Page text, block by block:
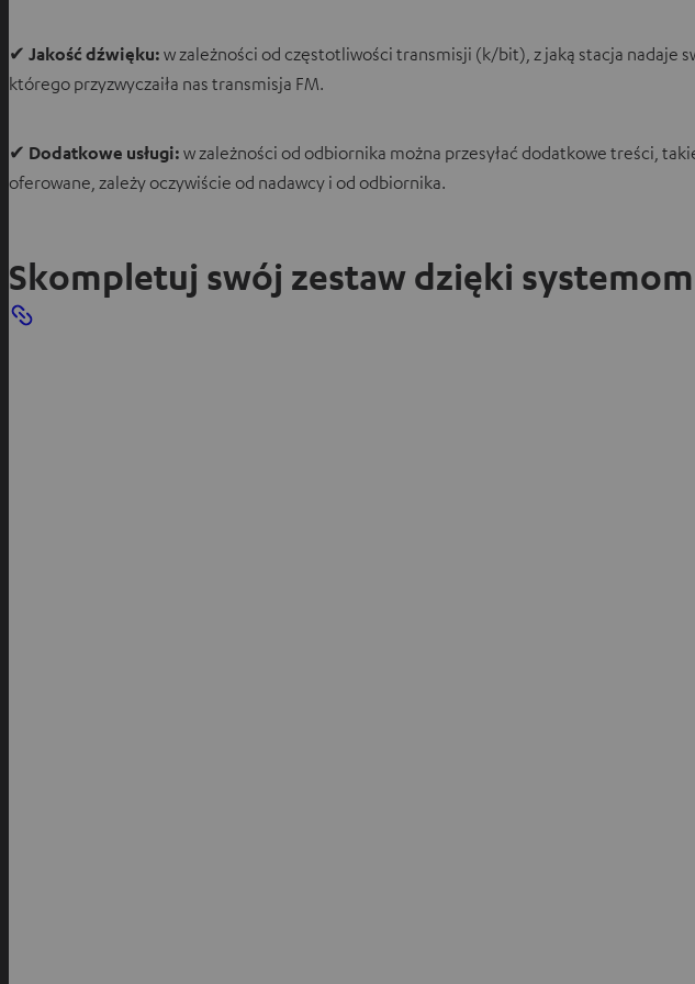
✔ Jakość dźwięku: w zależności od częstotliwości transmisji (k/bit), z jaką stacja nadaje
którego przyzwyczaiła nas transmisja FM.
✔ Dodatkowe usługi: w zależności od odbiornika można przesyłać dodatkowe treści,
oferowane, zależy oczywiście od nadawcy i od odbiornika.
Skompletuj swój zestaw dzięki